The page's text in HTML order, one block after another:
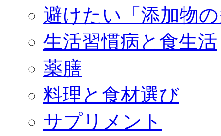
避けたい「添加物
生活習慣病と食生活
薬膳
料理と食材選び
サプリメント